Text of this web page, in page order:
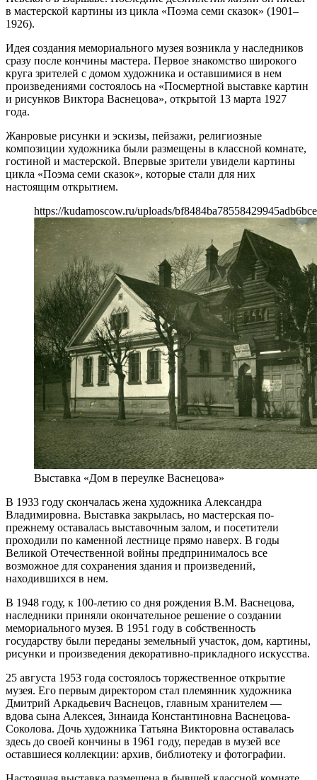
в мастерской картины из цикла «Поэма семи сказок» (1901–
1926).
Идея создания мемориального музея возникла у наследников
сразу после кончины мастера. Первое знакомство широкого
круга зрителей с домом художника и оставшимися в нем
произведениями состоялось на «Посмертной выставке картин
и рисунков Виктора Васнецова», открытой 13 марта 1927
года.
Жанровые рисунки и эскизы, пейзажи, религиозные
композиции художника были размещены в классной комнате,
гостиной и мастерской. Впервые зрители увидели картины
цикла «Поэма семи сказок», которые стали для них
настоящим открытием.
https://kudamoscow.ru/uploads/
Выставка «Дом в переулке Васнецова»
В 1933 году скончалась жена художника Александра
Владимировна. Выставка закрылась, но мастерская по-
прежнему оставалась выставочным залом, и посетители
проходили по каменной лестнице прямо наверх. В годы
Великой Отечественной войны предпринималось все
возможное для сохранения здания и произведений,
находившихся в нем.
В 1948 году, к 100-летию со дня рождения В.М. Васнецова,
наследники приняли окончательное решение о создании
мемориального музея. В 1951 году в собственность
государству были переданы земельный участок, дом, картины,
рисунки и произведения декоративно-прикладного искусства.
25 августа 1953 года состоялось торжественное открытие
музея. Его первым директором стал племянник художника
Дмитрий Аркадьевич Васнецов, главным хранителем —
вдова сына Алексея, Зинаида Константиновна Васнецова-
Соколова. Дочь художника Татьяна Викторовна оставалась
здесь до своей кончины в 1961 году, передав в музей все
оставшиеся коллекции: архив, библиотеку и фотографии.